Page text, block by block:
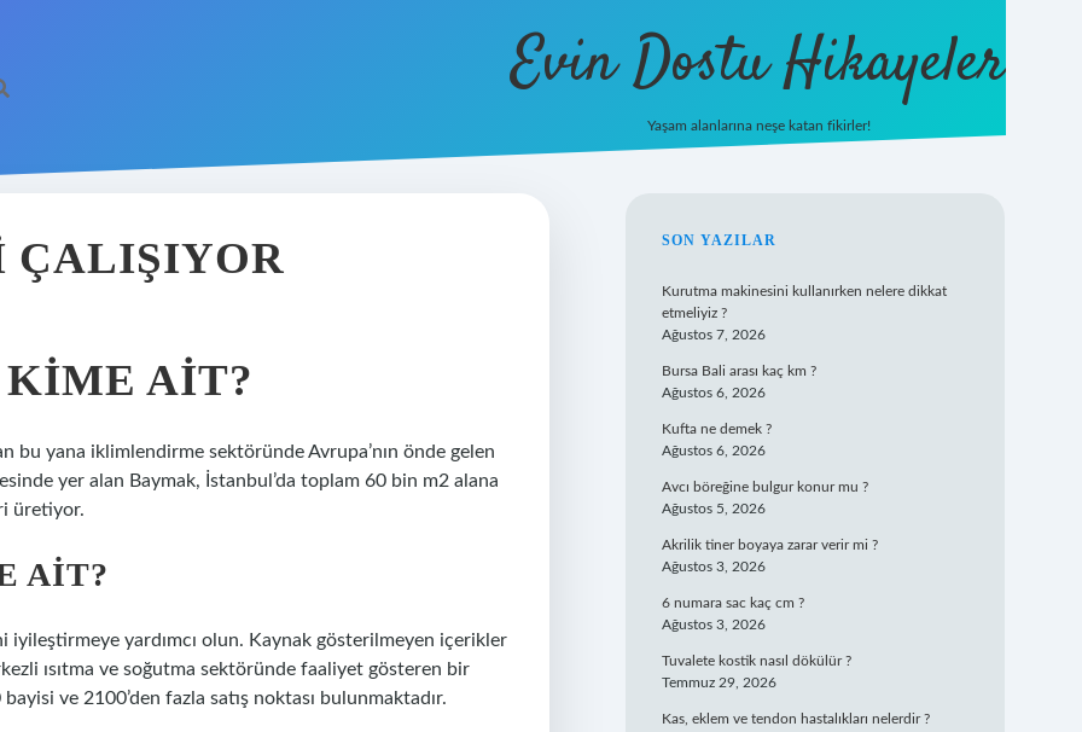
Evin Dostu Hikayeler
Yaşam alanlarına neşe katan fikirler!
ÇALIŞIYOR
AIT?
bu yana iklimlendirme sektöründe Avrupa’nın önde gelen
yer alan Baymak, İstanbul’da toplam 60 bin m2 alana
üretiyor.
AIT?
yardımcı olun. Kaynak gösterilmeyen içerikler
ısıtma ve soğutma sektöründe faaliyet gösteren bir
ve 2100’den fazla satış noktası bulunmaktadır.
SIDEBAR
SON YAZILAR
Kurutma makinesini kullanırken nelere dikkat
etmeliyiz ?
Ağustos 7, 2026
Bursa Bali arası kaç km ?
Ağustos 6, 2026
Kufta ne demek ?
Ağustos 6, 2026
Avcı böreğine bulgur konur mu ?
Ağustos 5, 2026
Akrilik tiner boyaya zarar verir mi ?
Ağustos 3, 2026
6 numara sac kaç cm ?
Ağustos 3, 2026
Tuvalete kostik nasıl dökülür ?
Temmuz 29, 2026
Kas, eklem ve tendon hastalıkları nelerdir ?